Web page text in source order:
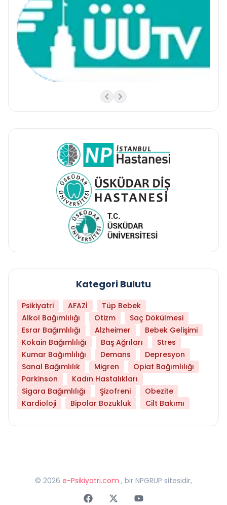
Kategori Bulutu
Psikiyatri AFAZİ
Tüp Bebek
Alkol Bağımlılığı
Otizm
Saç Dökülmesi
Esrar Bağımlılığı
Alzheimer
Bebek Gelişimi
Kokain Bağımlılığı
Baş Ağrıları
Stres
Kumar Bağımlılığı
Demans
Depresyon
Sanal Bağımlılık
Migren
Opiat Bağımlılığı
Parkinson
Kadın Hastalıkları
Sigara Bağımlılığı
Şizofreni
Obezite
Kardioloji
Bipolar Bozukluk Cilt Bakımı
© 2026 e-Psikiyatri.com , bir NPGRUP sitesidir,